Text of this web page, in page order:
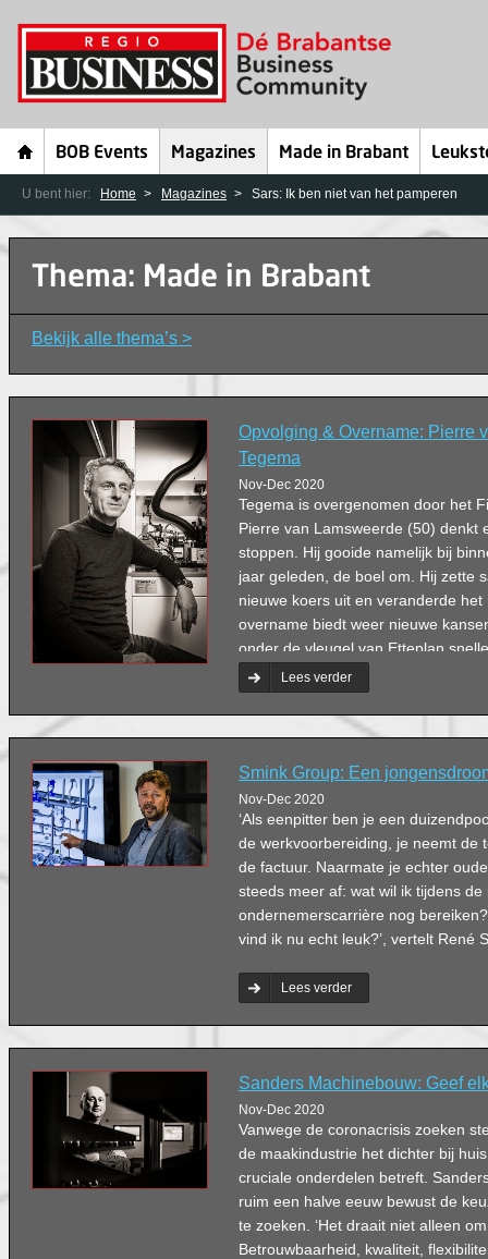
BOB Events Magazines Made in Brabant
U bent hier: Home Magazines Sars: Ik ben niet van het pamperen
Thema: Made in Brabant
Bekijk alle thema’s >
Opvolging & Overname: Pierre
Tegema
Nov-Dec 2020
Tegema is overgenomen door het
Pierre van Lamsweerde (50) denkt
stoppen. Hij gooide namelijk bij
jaar geleden, de boel om. Hij zette
nieuwe koers uit en veranderde het
overname biedt weer nieuwe
onder de vleugel van Etteplan
uitgerold.’Lees verder
Smink Group: Een
Nov-Dec 2020
‘Als eenpitter ben je een
de werkvoorbereiding, je neemt de
de factuur. Naarmate je echter
steeds meer af: wat wil ik tijdens
ondernemerscarrière nog
vind ik nu echt leuk?’, vertelt René
Lees verder
Sanders Machinebouw: Geef
Nov-Dec 2020
Vanwege de coronacrisis zoeken
de maakindustrie het dichter bij
cruciale onderdelen betreft.
ruim een halve eeuw bewust de
te zoeken. ‘Het draait niet alleen
Betrouwbaarheid, kwaliteit,